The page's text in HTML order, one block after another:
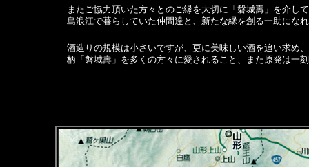
またご協力頂いた方々とのご縁を大切に「磐城壽」を介し
島浪江で暮らしていた仲間達と、新たな縁を創る一助にな
酒造りの規模は小さいですが、更に美味しい酒を追い求め
柄「磐城壽」を多くの方々に愛されること、また原発は一